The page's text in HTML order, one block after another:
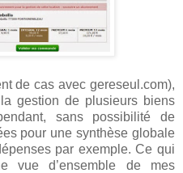
de cas avec gereseul.com),
gestion de plusieurs biens
sans possibilité de
pour une synthèse globale
par exemple. Ce qui
vue d’ensemble de mes